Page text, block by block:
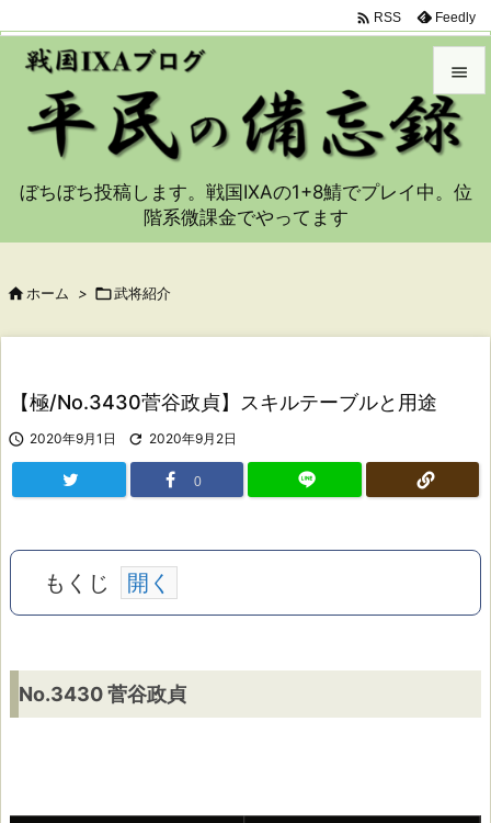


メニュ
サイド
 RSS Feedly
ぼちぼち投稿します。戦国IXAの1+8鯖でプレイ中。位
階系微課金でやってます
 ホーム > 武将紹介
【極/No.3430菅谷政貞】スキルテーブルと用途
 2020年9月1日  2020年9月2日
0
もくじ
N
o.
No.3430 菅谷政貞